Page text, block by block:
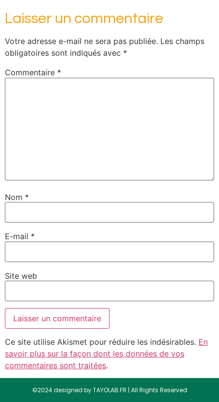
Laisser un commentaire
Votre adresse e-mail ne sera pas publiée. Les champs
obligatoires sont indiqués avec *
Commentaire *
Nom *
E-mail *
Site web
Ce site utilise Akismet pour réduire les indésirables. En
savoir plus sur la façon dont les données de vos
commentaires sont traitées.
©2024 designed by TAYOLAB.FR | All Rights Reserved